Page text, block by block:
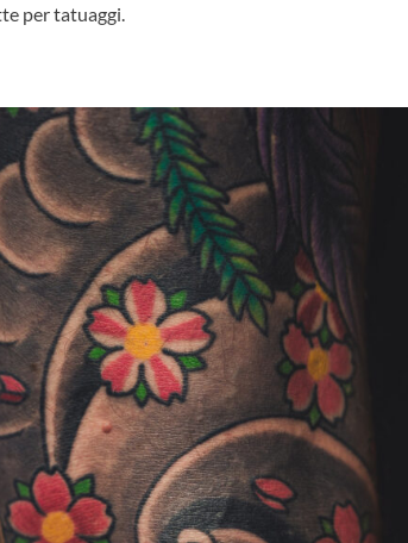
per tatuaggi.